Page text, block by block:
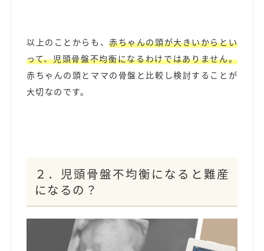
以上のことからも、赤ちゃんの頭が大きいからとい
って、児頭骨盤不均衡になるわけではありません。
赤ちゃんの頭とママの骨盤と比較し検討することが
大切なのです。
２．児頭骨盤不均衡になると難産
になるの？